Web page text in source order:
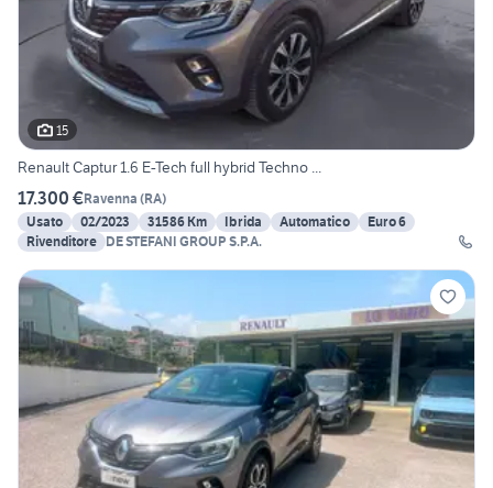
15
Renault Captur 1.6 E-Tech full hybrid Techno ...
17.300 €Ravenna (RA)
Usato
02/2023 31586 Km Ibrida Automatico
Euro 6
Rivenditore DE STEFANI GROUP S.P.A.